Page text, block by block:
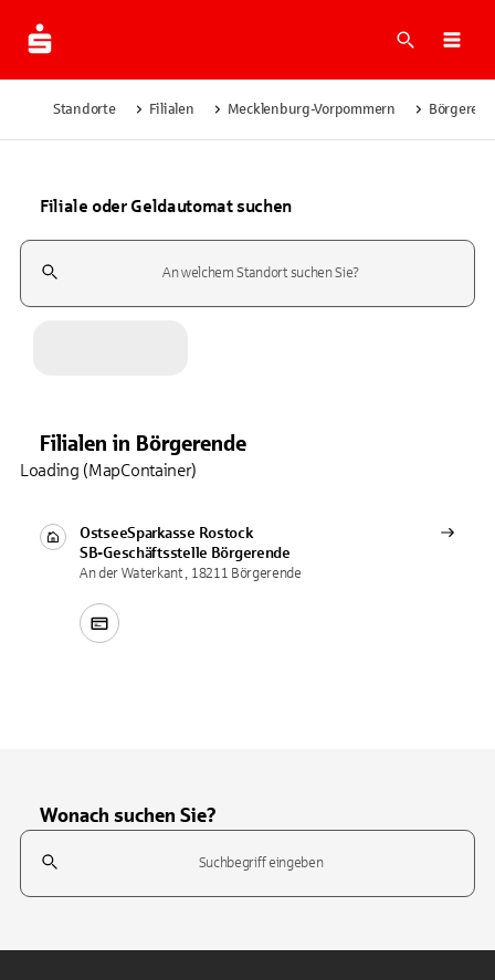
Suche
Standorte Filialen Mecklenburg-Vorpommern
Filiale oder Geldautomat suchen
Suchfeld
Filialen in Börgerende
OstseeSparkasse Rostock
SB-Geschäftsstelle Börgerende
An der Waterkant , 18211 Börgerende
Loading (MapContainer)
Wonach suchen Sie?
Suchfeld